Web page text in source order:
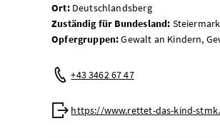
Ort:Deutschlandsberg
Zuständig für Bundesland: Steiermark
Opfergruppen:Gewalt an Kindern,
Telefon:
+43 3462 67 47
Web:
https://www.rettet-das-kind-